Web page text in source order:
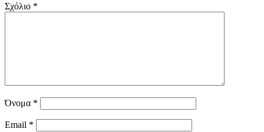
Σχόλιο *
Όνομα *
Email *